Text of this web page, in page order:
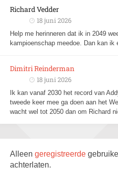
Richard Vedder
18 juni 2026
Help me herinneren dat ik in 2049
kampioenschap meedoe. Dan kan ik
Dimitri Reinderman
18 juni 2026
Ik kan vanaf 2030 het record van
tweede keer mee ga doen aan het
wacht wel tot 2050 dan om Richard
Alleen geregistreerde
achterlaten.